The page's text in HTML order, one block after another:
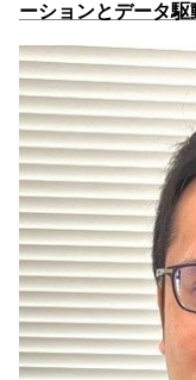
ーションとデータ駆